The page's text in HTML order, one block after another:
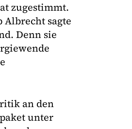
zugestimmt.
sagte
Denn sie
an den
unter